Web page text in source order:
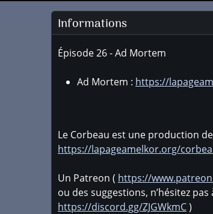
Informations
Épisode 26 - Ad Mortem
Ad Mortem : https://
Le Corbeau est une production
https://lapageamelkor.org/
Un Patreon ( https://
ou des suggestions, n’hésitez
https://discord.gg/ZJGWkmC)